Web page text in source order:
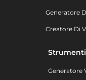
Generatore
Creatore Di
Generatore